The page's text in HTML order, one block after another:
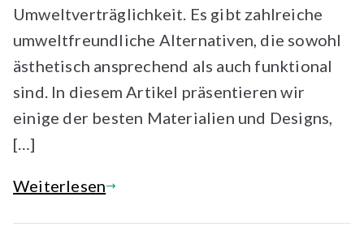
Umweltverträglichkeit. Es gibt zahlreiche
umweltfreundliche Alternativen, die sowohl
ästhetisch ansprechend als auch funktional
sind. In diesem Artikel präsentieren wir
einige der besten Materialien und Designs,
[…]
Weiterlesen